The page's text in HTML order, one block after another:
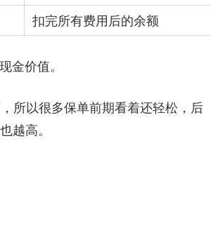
扣完所有费用后的余额
金价值。
所以很多保单前期看着还轻松，后
越高。